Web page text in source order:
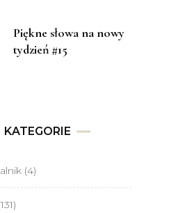
Piękne słowa na nowy
tydzień #15
KATEGORIE
(4)